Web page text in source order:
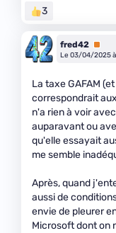
3
fred42
Le 03/04/2025
La taxe GAFAM
correspondrait
n'a rien à voir
auparavant ou
qu'elle essayait
me semble
Après, quand
aussi de
envie de pleurer
Microsoft dont on